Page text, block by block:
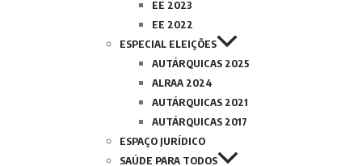
EE 2023
EE 2022
ESPECIAL ELEIÇÕES
AUTÁRQUICAS 2025
ALRAA 2024
AUTÁRQUICAS 2021
AUTÁRQUICAS 2017
ESPAÇO JURÍDICO
SAÚDE PARA TODOS